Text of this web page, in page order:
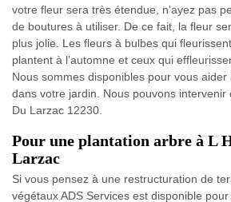
votre fleur sera très étendue, n'ayez pas
de boutures à utiliser. De ce fait, la fleur
plus jolie. Les fleurs à bulbes qui
plantent à l’automne et ceux qui
Nous sommes disponibles pour vous
dans votre jardin. Nous pouvons intervenir
Du Larzac 12230.
Pour une plantation arbre à L
Larzac
Si vous pensez à une restructuration de
végétaux ADS Services est disponible